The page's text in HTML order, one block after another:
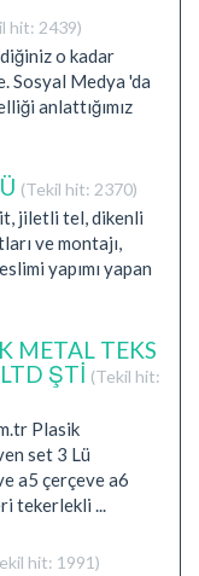
hit: 2439)
o kadar
Sosyal Medya 'da
anlattığımız
(Tekil hit: 2370)
jiletli tel, dikenli
ve montajı,
yapımı yapan
METAL TEKS
ŞTİ (Tekil hit:
Plasik
set 3 Lü
a5 çerçeve a6
tekerlekli ...
hit: 1991)